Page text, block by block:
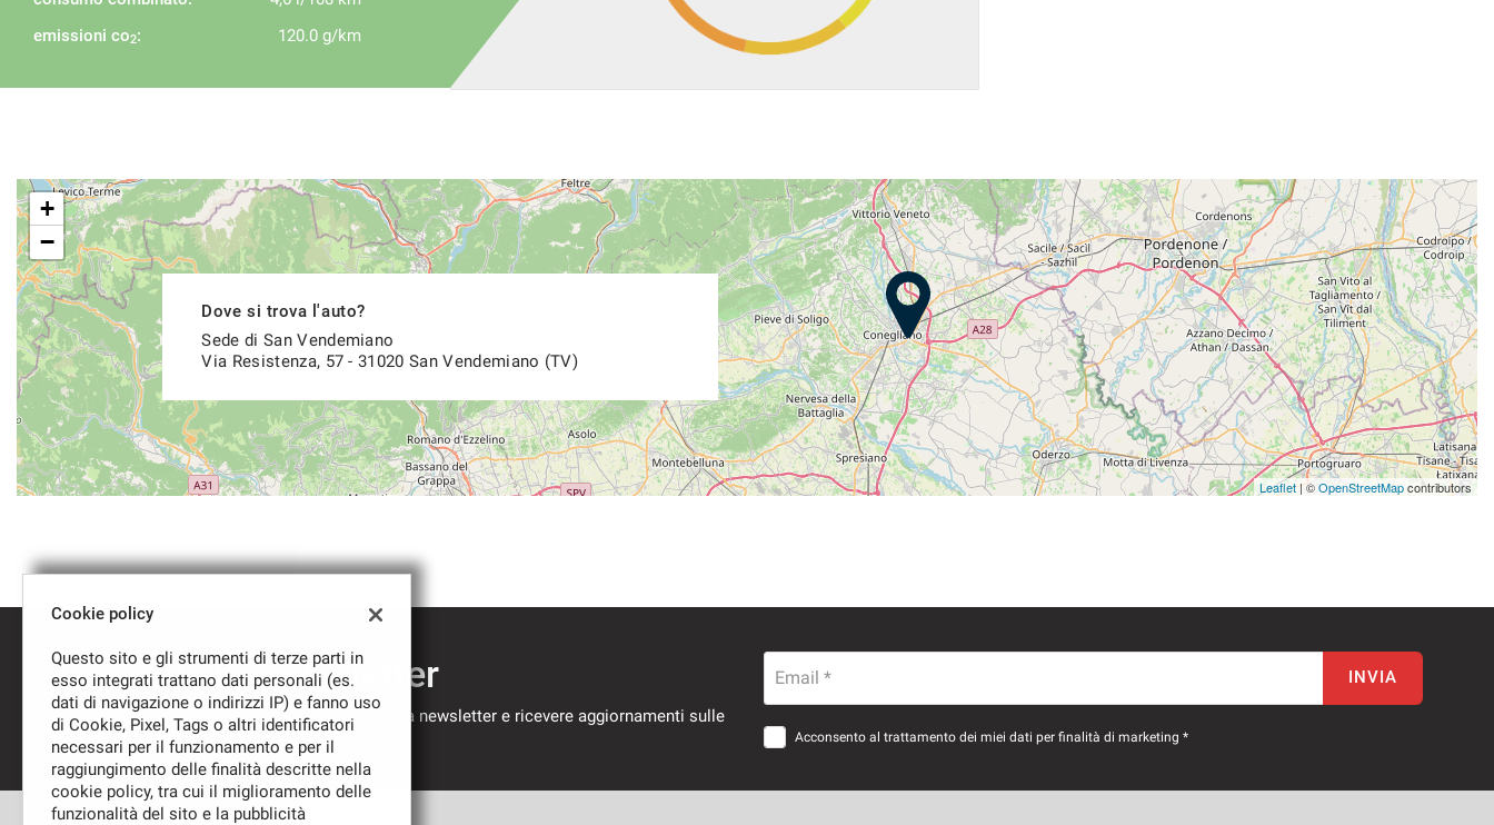
emissioni co2: 120.0 g/km
Dove si trova l'auto?
Sede di San Vendemiano
Via Resistenza, 57 - 31020 San Vendemiano (TV)
+
−
Leaflet| ©OpenStreetMapcontributors
Iscriviti alla newsletter
Compila il modulo sottostante per iscriverti alla newsletter e ricevere aggiornamenti sulle
nostre novità.
Email * INVIA
Acconsento al trattamento dei miei dati per finalità di marketing *
Cookie policy
Questo sito e gli strumenti di terze parti in
esso integrati trattano dati personali (es.
dati di navigazione o indirizzi IP) e fanno uso
di Cookie, Pixel, Tags o altri identificatori
necessari per il funzionamento e per il
raggiungimento delle finalità descritte nella
cookie policy, tra cui il miglioramento delle
funzionalità del sito e la pubblicità